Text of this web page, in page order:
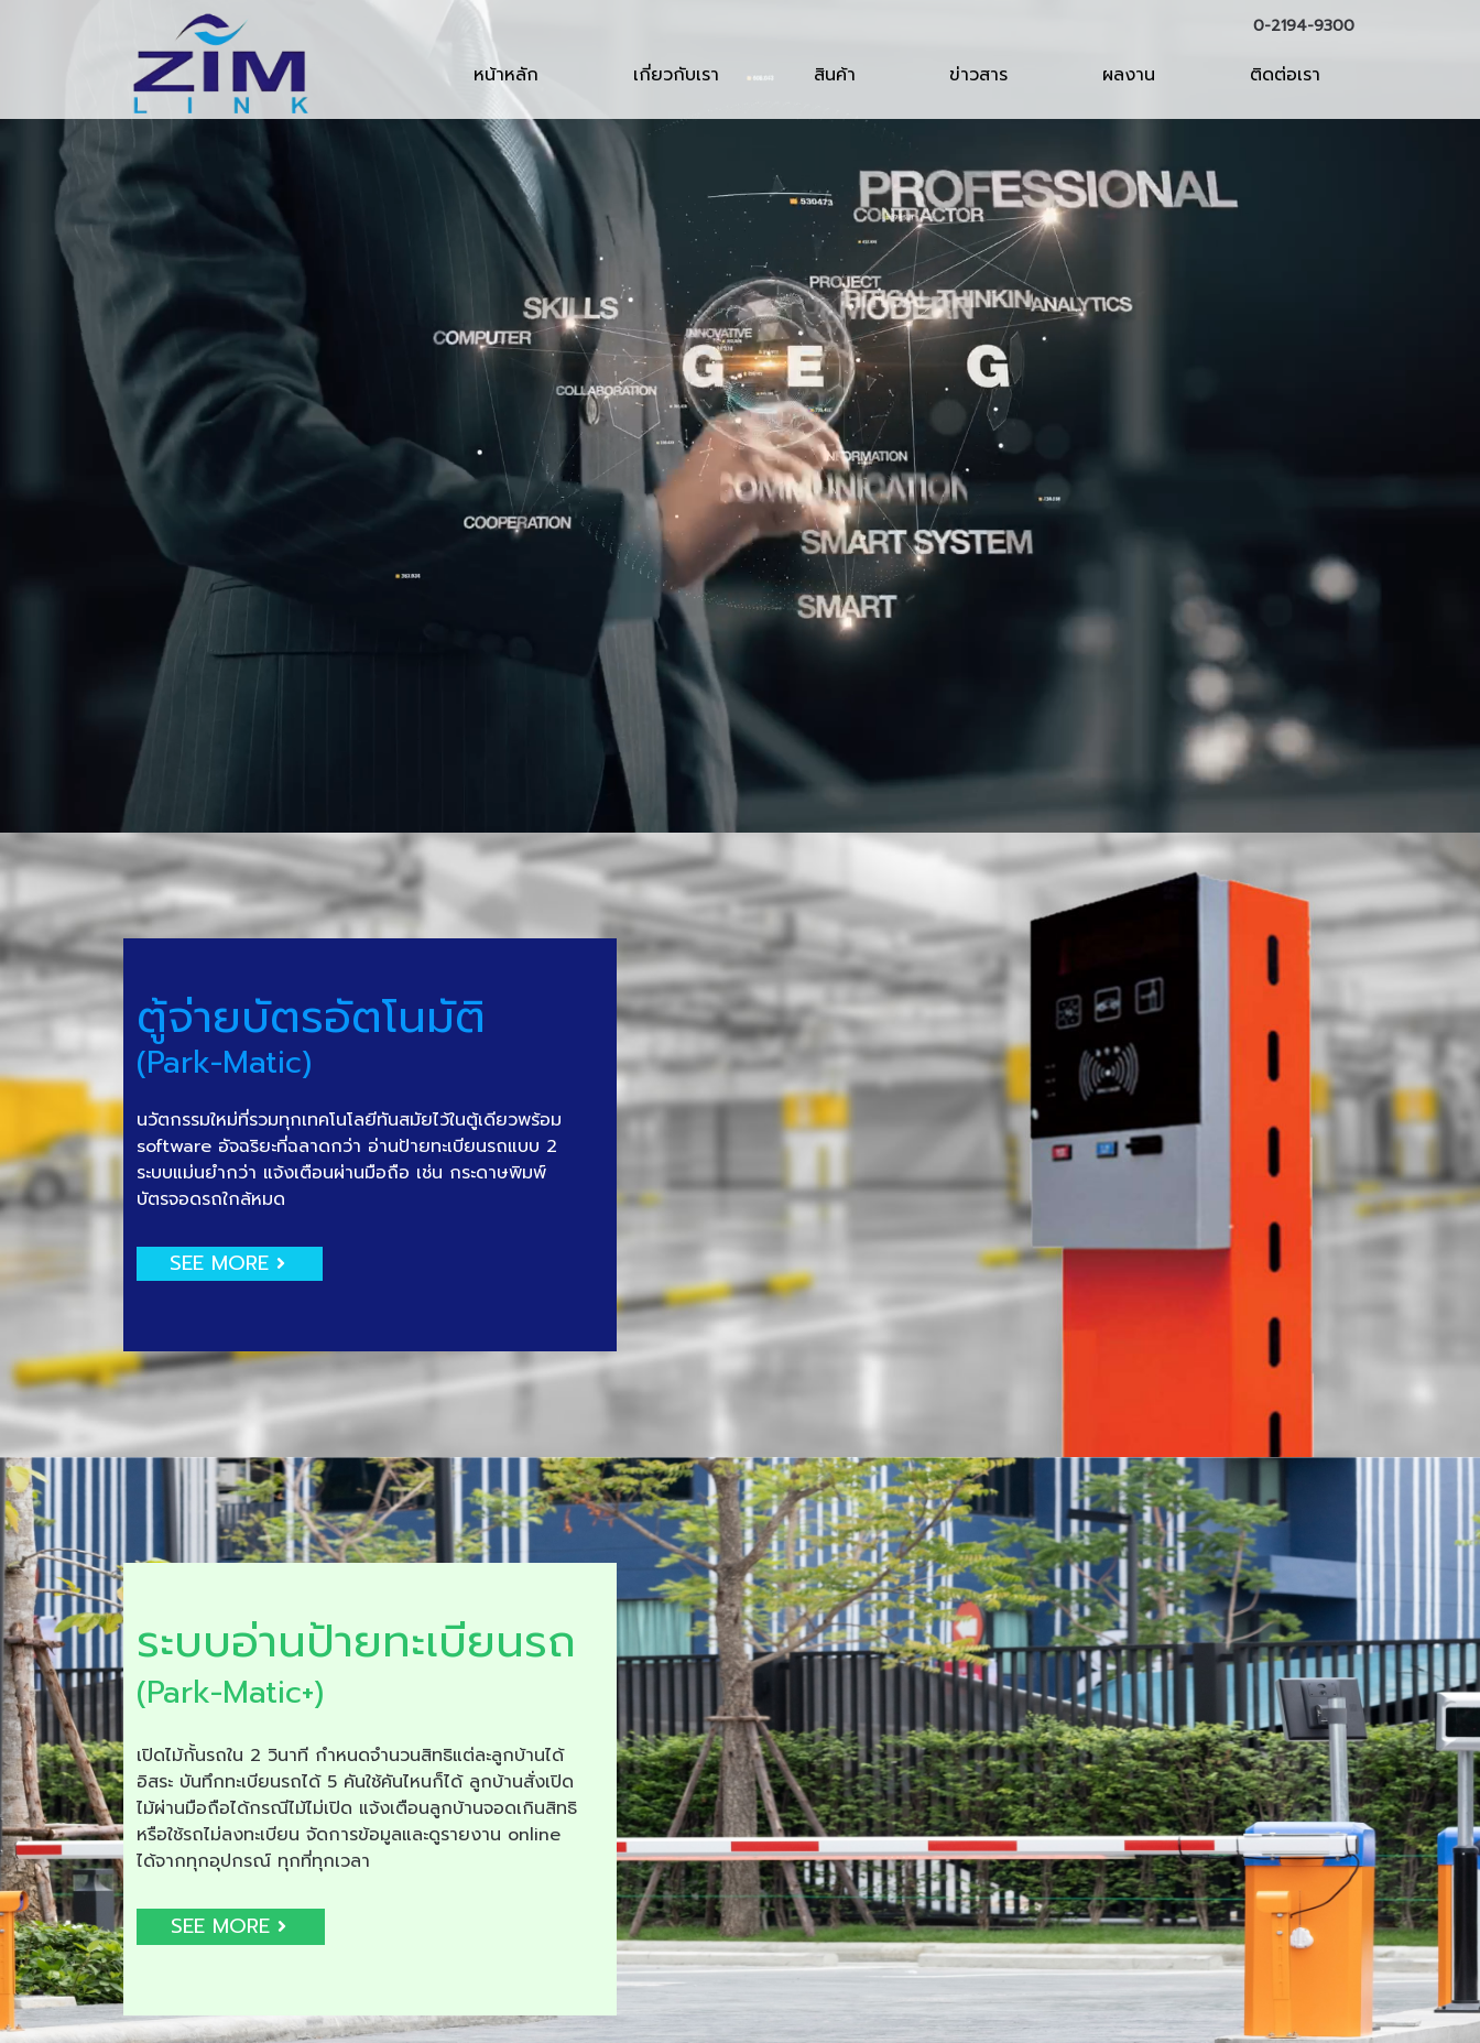
0-2194-9300
หน้าหลัก เกี่ยวกับเรา สินค้า ข่าวสาร ผลงาน ติดต่อเรา
ตู้จ่ายบัตรอัตโนมัติ
(Park-Matic)
นวัตกรรมใหม่ที่รวมทุกเทคโนโลยีทันสมัยไว้ในตู้เดียวพร้อม
software อัจฉริยะที่ฉลาดกว่า อ่านป้ายทะเบียนรถแบบ 2
ระบบแม่นยำกว่า แจ้งเตือนผ่านมือถือ เช่น กระดาษพิมพ์
บัตรจอดรถใกล้หมด
SEE MORE
ระบบอ่านป้ายทะเบียนรถ
(Park-Matic+)
เปิดไม้กั้นรถใน 2 วินาที กำหนดจำนวนสิทธิแต่ละลูกบ้านได้
อิสระ บันทึกทะเบียนรถได้ 5 คันใช้คันไหนก็ได้ ลูกบ้านสั่งเปิด
ไม้ผ่านมือถือได้กรณีไม้ไม่เปิด แจ้งเตือนลูกบ้านจอดเกินสิทธิ
หรือใช้รถไม่ลงทะเบียน จัดการข้อมูลและดูรายงาน online
ได้จากทุกอุปกรณ์ ทุกที่ทุกเวลา
SEE MORE